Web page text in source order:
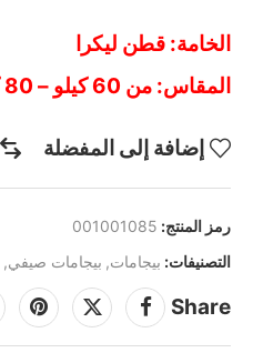
الخامة: قطن ليكرا
المقاس: من 60 كيلو – 80 كيلو
إضافة إلى المفضلة
رمز المنتج: 001001085
التصنيفات: بيجامات, بيجامات صيفي,
Share